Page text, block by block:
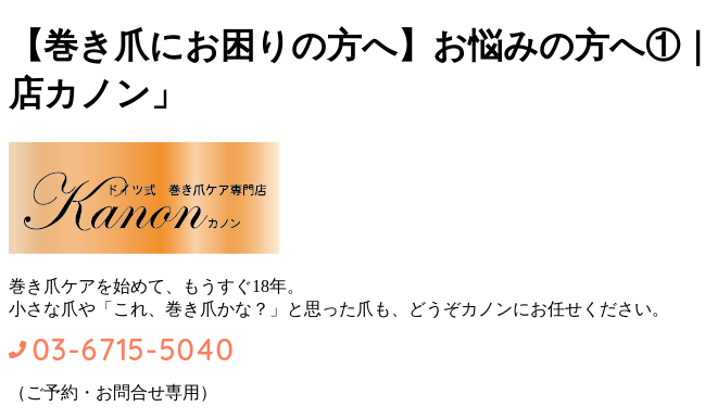
【巻き爪にお困りの方へ】お悩みの方へ①
店カノン」
巻き爪ケアを始めて、もうすぐ18年。
小さな爪や「これ、巻き爪かな？」と思った爪も、どうぞカノンにお任せください。
（ご予約・お問合せ専用）